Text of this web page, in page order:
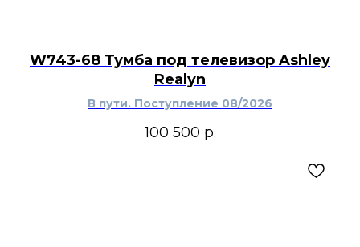
W743-68 Тумба под телевизор Ashley
Realyn
В пути. Поступление 08/2026
100 500 р.